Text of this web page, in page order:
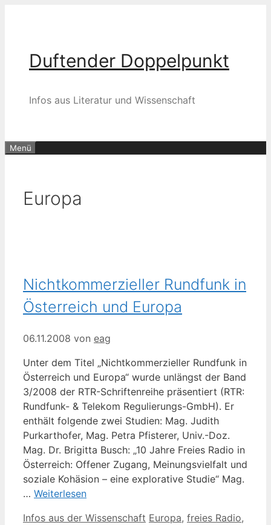
Duftender Doppelpunkt
Infos aus Literatur und Wissenschaft
Menü
Europa
Nichtkommerzieller Rundfunk in
Österreich und Europa
06.11.2008 von eag
Unter dem Titel „Nichtkommerzieller Rundfunk in
Österreich und Europa“ wurde unlängst der Band
3/2008 der RTR-Schriftenreihe präsentiert (RTR:
Rundfunk- & Telekom Regulierungs-GmbH). Er
enthält folgende zwei Studien: Mag. Judith
Purkarthofer, Mag. Petra Pfisterer, Univ.-Doz.
Mag. Dr. Brigitta Busch: „10 Jahre Freies Radio in
Österreich: Offener Zugang, Meinungsvielfalt und
soziale Kohäsion – eine explorative Studie“ Mag.
… Weiterlesen
Kategorien
Infos aus der Wissenschaft Schlagwörter
Europa, freies Radio,